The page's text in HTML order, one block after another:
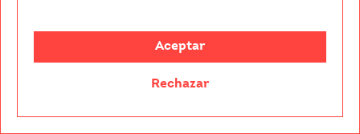
Aceptar
Rechazar